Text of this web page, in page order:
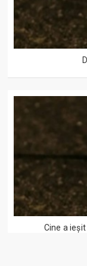
Cine a